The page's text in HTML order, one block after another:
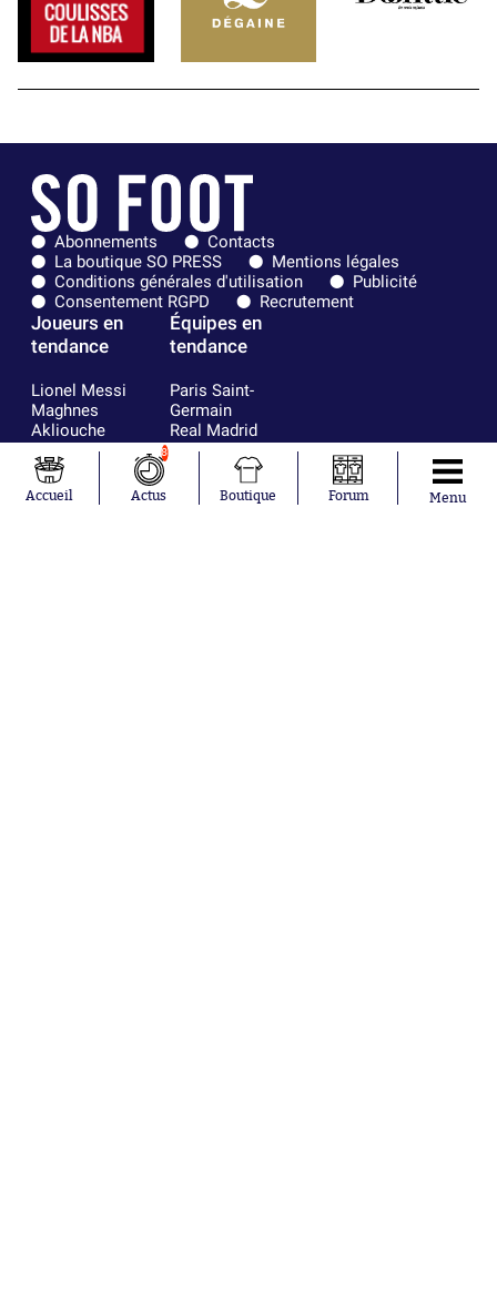
Abonnements
Contacts
La boutique SO PRESS
Mentions légales
Conditions générales d'utilisation
Publicité
Consentement RGPD
Recrutement
Joueurs en
tendance
Lionel Messi
Maghnes
Akliouche
Mohamed
Salah
Neymar
Julián Álvarez
Équipes en
tendance
Paris Saint-
Germain
Real Madrid
Olympique de
Marseille
FC Barcelone
Accueil
8
Actus Boutique Forum Menu